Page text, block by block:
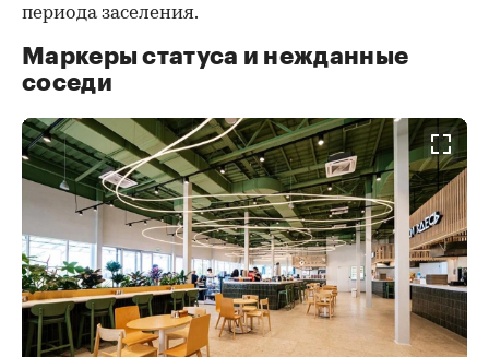
периода заселения.
Маркеры статуса и нежданные
соседи